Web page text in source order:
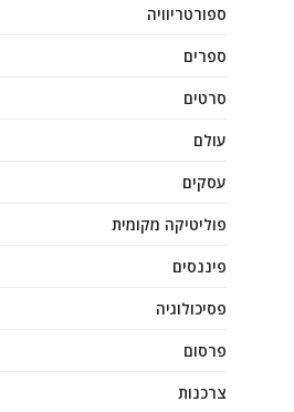
ספורטריוויה
ספרים
סרטים
עולם
עסקים
פוליטיקה מקומית
פיננסים
פסיכולוגיה
פרסום
צרכנות